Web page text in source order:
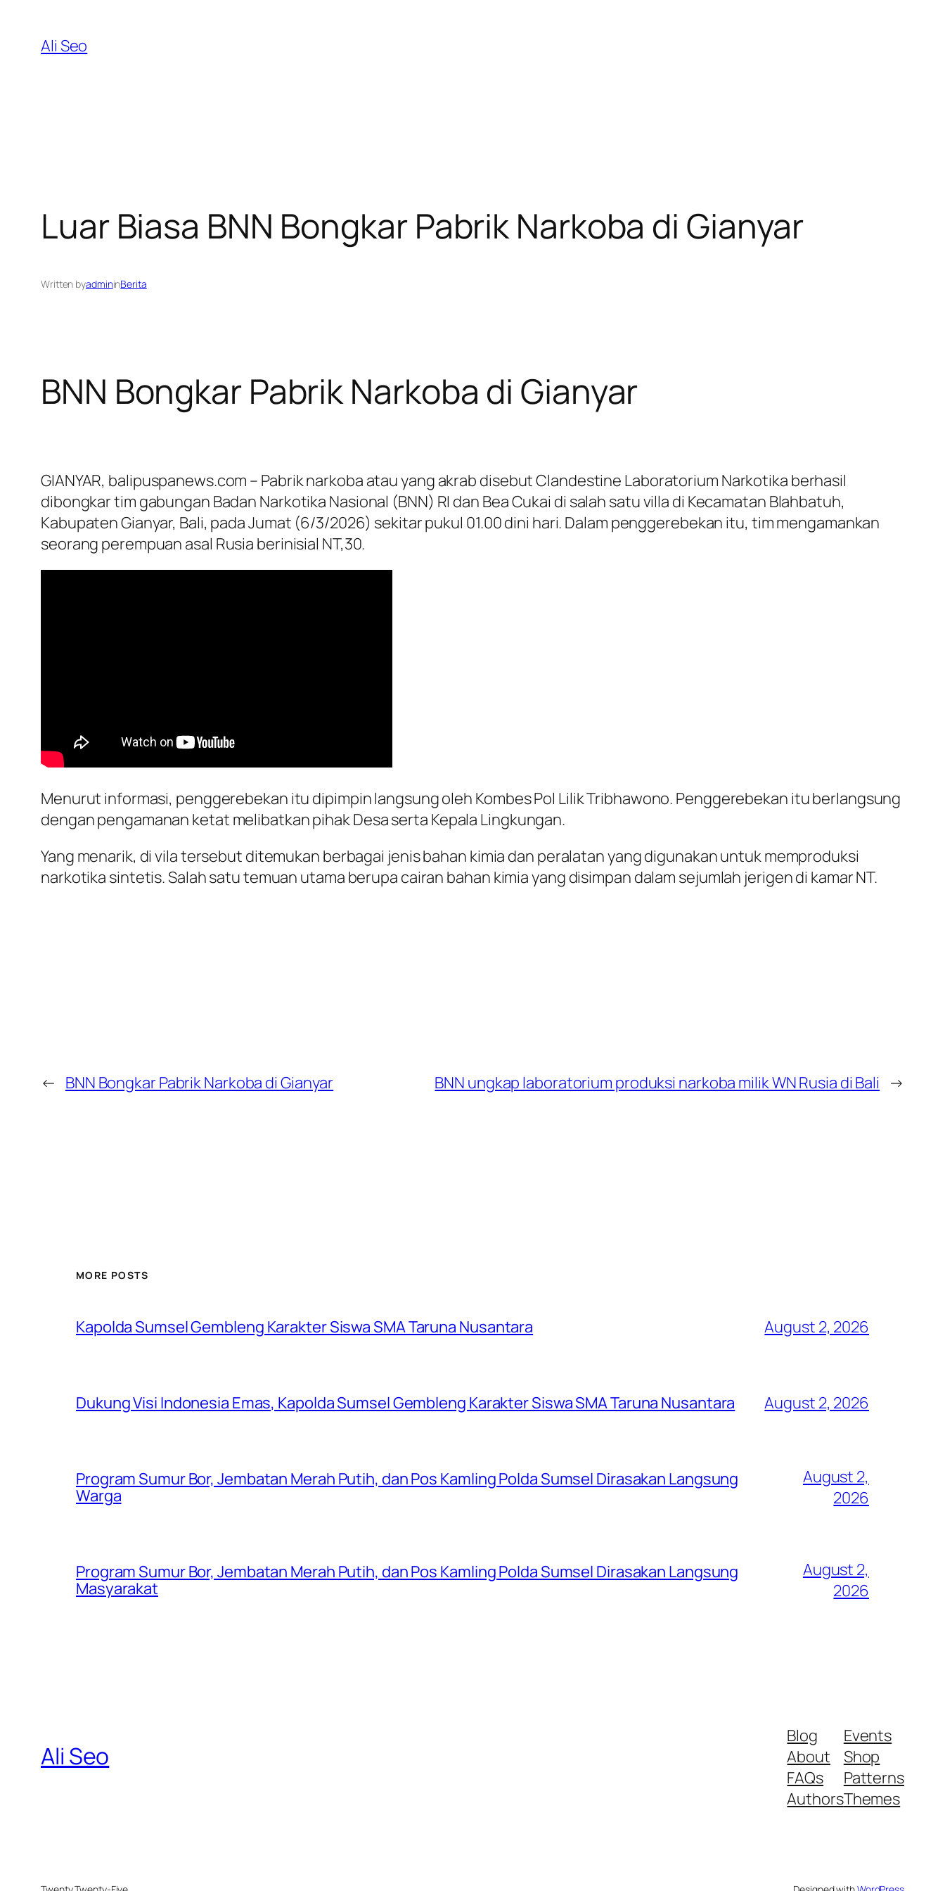
content
Ali Seo
Luar Biasa BNN Bongkar Pabrik Narkoba di Gianyar
Written byadmininBerita
BNN Bongkar Pabrik Narkoba di Gianyar
GIANYAR, balipuspanews.com – Pabrik narkoba atau yang akrab disebut Clandestine Laboratorium Narkotika berhasil
dibongkar tim gabungan Badan Narkotika Nasional (BNN) RI dan Bea Cukai di salah satu villa di Kecamatan Blahbatuh,
Kabupaten Gianyar, Bali, pada Jumat (6/3/2026) sekitar pukul 01.00 dini hari. Dalam penggerebekan itu, tim mengamankan
seorang perempuan asal Rusia berinisial NT,30.
Menurut informasi, penggerebekan itu dipimpin langsung oleh Kombes Pol Lilik Tribhawono. Penggerebekan itu berlangsung
dengan pengamanan ketat melibatkan pihak Desa serta Kepala Lingkungan.
Yang menarik, di vila tersebut ditemukan berbagai jenis bahan kimia dan peralatan yang digunakan untuk memproduksi
narkotika sintetis. Salah satu temuan utama berupa cairan bahan kimia yang disimpan dalam sejumlah jerigen di kamar NT.
← BNN Bongkar Pabrik Narkoba di Gianyar BNN ungkap laboratorium produksi narkoba milik WN Rusia di Bali →
MORE POSTS
Kapolda Sumsel Gembleng Karakter Siswa SMA Taruna Nusantara August 2, 2026
Dukung Visi Indonesia Emas, Kapolda Sumsel Gembleng Karakter Siswa SMA Taruna Nusantara August 2, 2026
Program Sumur Bor, Jembatan Merah Putih, dan Pos Kamling Polda Sumsel Dirasakan Langsung
Warga
August 2,
2026
Program Sumur Bor, Jembatan Merah Putih, dan Pos Kamling Polda Sumsel Dirasakan Langsung
Masyarakat
August 2,
2026
Ali Seo
Blog
About
FAQs
Authors
Events
Shop
Patterns
Themes